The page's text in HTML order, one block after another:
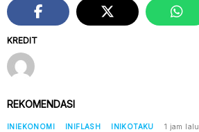
KREDIT
REKOMENDASI
INIEKONOMI INIFLASH INIKOTAKU 1 jam lalu